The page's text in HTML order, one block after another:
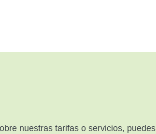
nuestras tarifas o servicios, puedes